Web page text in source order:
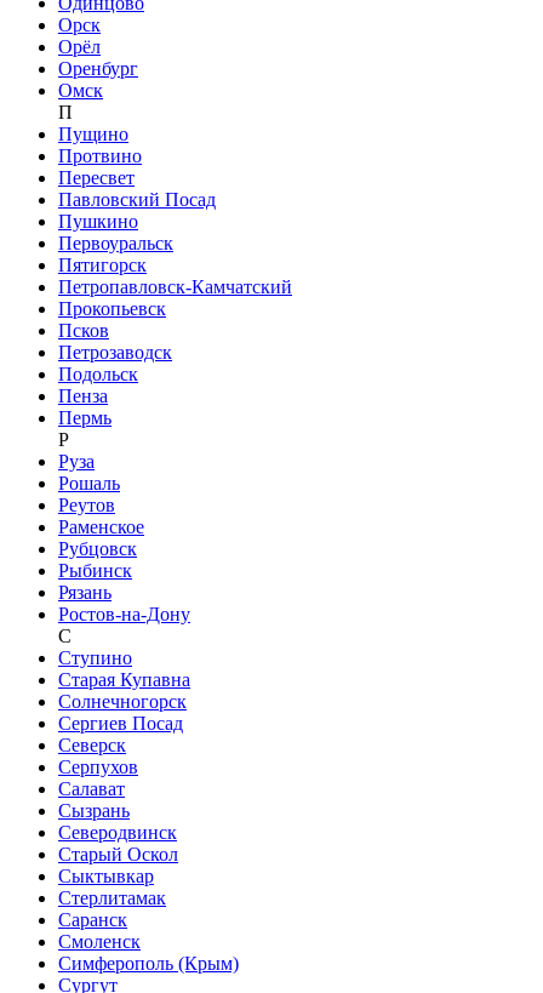
Орск
Орёл
Оренбург
Омск
П
Пущино
Протвино
Пересвет
Павловский Посад
Пушкино
Первоуральск
Пятигорск
Петропавловск-Камчатский
Прокопьевск
Псков
Петрозаводск
Подольск
Пенза
Пермь
Р
Руза
Рошаль
Реутов
Раменское
Рубцовск
Рыбинск
Рязань
Ростов-на-Дону
С
Ступино
Старая Купавна
Солнечногорск
Сергиев Посад
Северск
Серпухов
Салават
Сызрань
Северодвинск
Старый Оскол
Сыктывкар
Стерлитамак
Саранск
Смоленск
Симферополь (Крым)
Сургут